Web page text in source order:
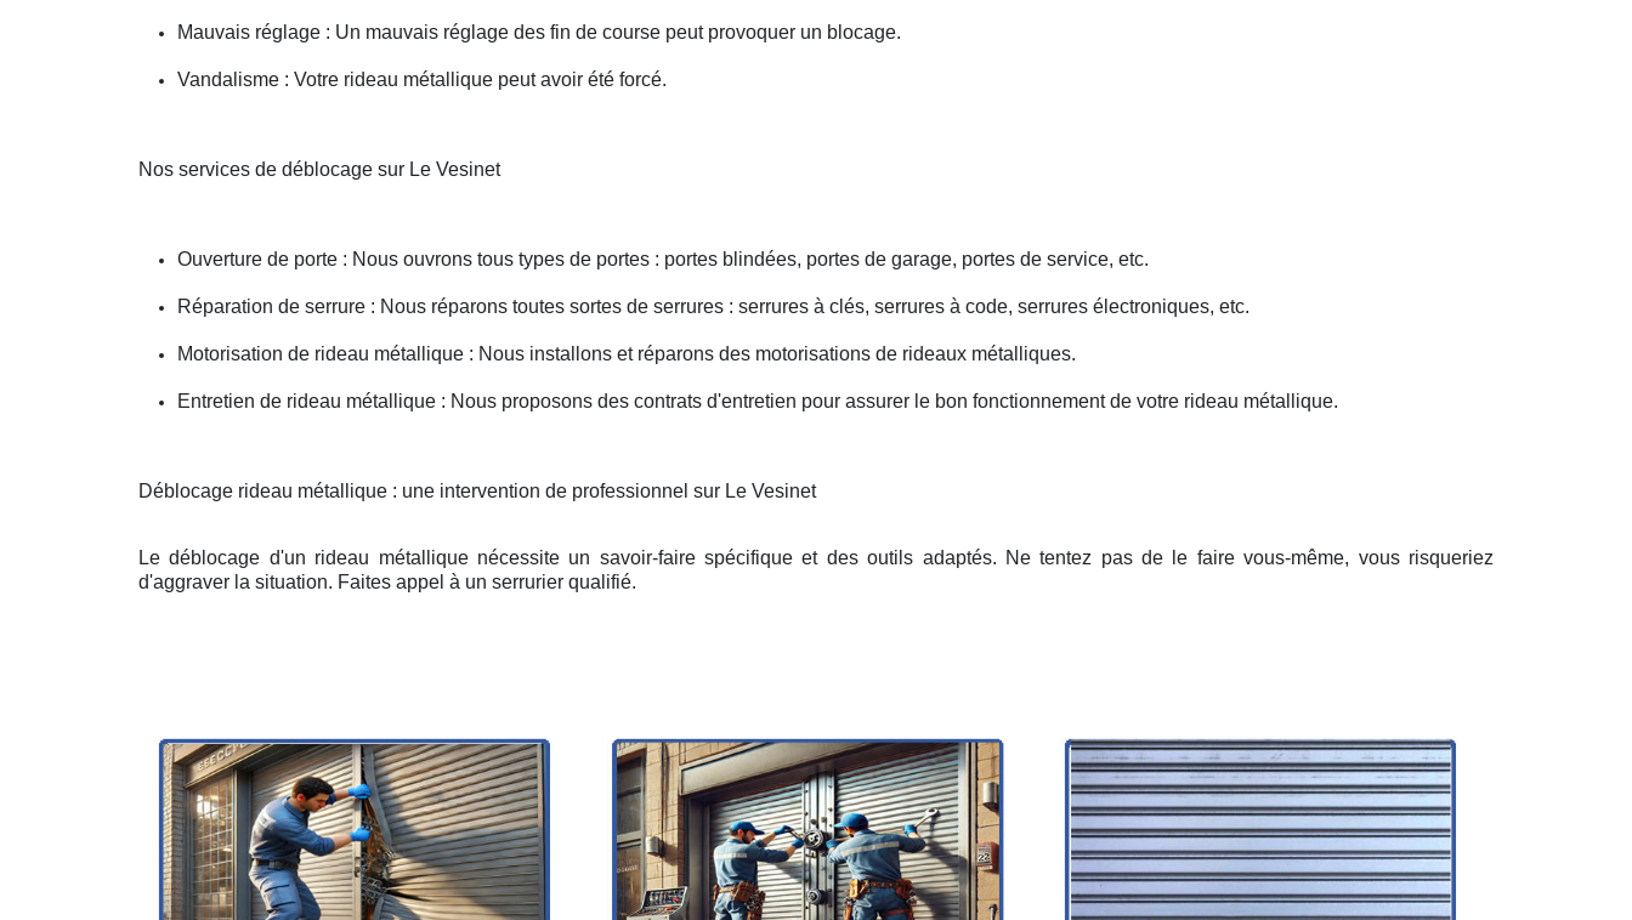
Mauvais réglage : Un mauvais réglage des fin de course peut provoquer un blocage.
Vandalisme : Votre rideau métallique peut avoir été forcé.
Nos services de déblocage sur Le Vesinet
Ouverture de porte : Nous ouvrons tous types de portes : portes blindées, portes de garage, portes de service, etc.
Réparation de serrure : Nous réparons toutes sortes de serrures : serrures à clés, serrures à code, serrures électroniques, etc.
Motorisation de rideau métallique : Nous installons et réparons des motorisations de rideaux métalliques.
Entretien de rideau métallique : Nous proposons des contrats d'entretien pour assurer le bon fonctionnement de votre rideau métallique.
Déblocage rideau métallique : une intervention de professionnel sur Le Vesinet
Le déblocage d'un rideau métallique nécessite un savoir-faire spécifique et des outils adaptés. Ne tentez pas de le faire vous-même, vous risqueriez
d'aggraver la situation. Faites appel à un serrurier qualifié.